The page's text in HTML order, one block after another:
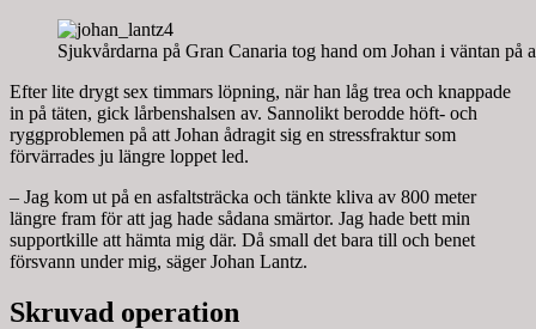
Sjukvårdarna på Gran Canaria tog hand om Johan i väntan på
Efter lite drygt sex timmars löpning, när han låg trea och knappade
in på täten, gick lårbenshalsen av. Sannolikt berodde höft- och
ryggproblemen på att Johan ådragit sig en stressfraktur som
förvärrades ju längre loppet led.
– Jag kom ut på en asfaltsträcka och tänkte kliva av 800 meter
längre fram för att jag hade sådana smärtor. Jag hade bett min
supportkille att hämta mig där. Då small det bara till och benet
försvann under mig, säger Johan Lantz.
Skruvad operation